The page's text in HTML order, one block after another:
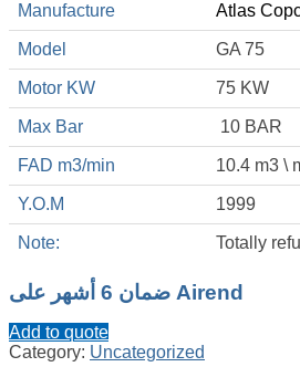
Manufacture Atlas
Model GA 75
Motor KW 75 KW
Max Bar 10 BAR
FAD m3/min 10.4 m3 \
Y.O.M 1999
Note: Totally
ضمان 6 أشهر على Airend
Add to quote
Category: Uncategorized